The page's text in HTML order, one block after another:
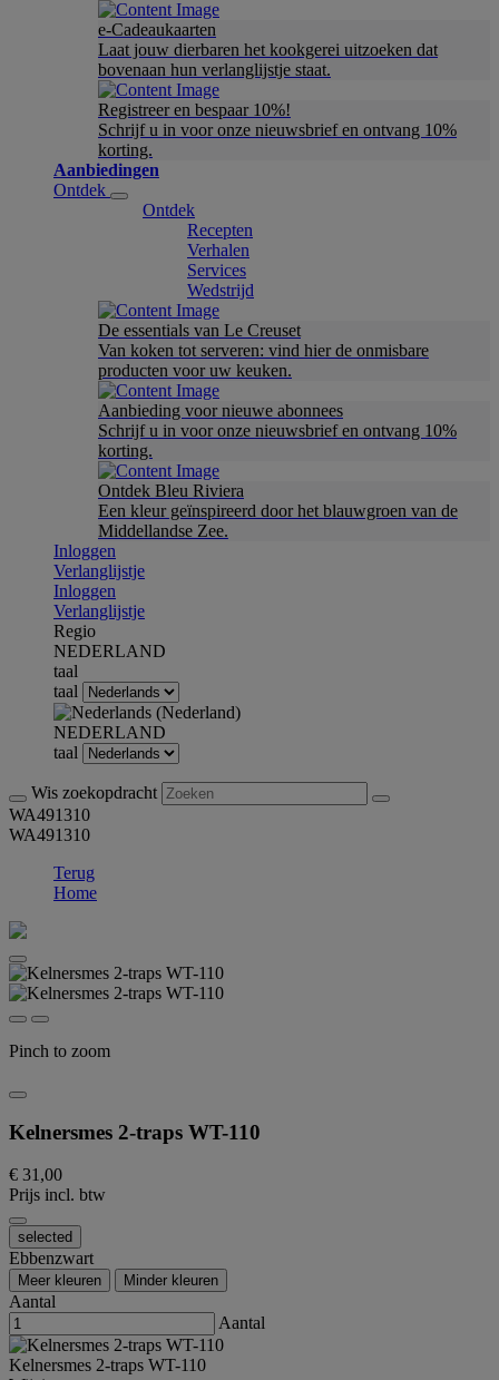
e-Cadeaukaarten
Laat jouw dierbaren het kookgerei uitzoeken dat
bovenaan hun verlanglijstje staat.
Registreer en bespaar 10%!
Schrijf u in voor onze nieuwsbrief en ontvang 10%
korting.
Aanbiedingen
Ontdek
Ontdek
Recepten
Verhalen
Services
Wedstrijd
De essentials van Le Creuset
Van koken tot serveren: vind hier de onmisbare
producten voor uw keuken.
Aanbieding voor nieuwe abonnees
Schrijf u in voor onze nieuwsbrief en ontvang 10%
korting.
Ontdek Bleu Riviera
Een kleur geïnspireerd door het blauwgroen van de
Middellandse Zee.
Inloggen
Verlanglijstje
Inloggen
Verlanglijstje
Regio
NEDERLAND
taal
taal
NEDERLAND
taal
Wis zoekopdracht
WA491310
WA491310
Terug
Home
Pinch to zoom
Kelnersmes 2-traps WT-110
€ 31,00
Prijs incl. btw
selected
Ebbenzwart
Meer kleuren Minder kleuren
Aantal
Aantal
Kelnersmes 2-traps WT-110